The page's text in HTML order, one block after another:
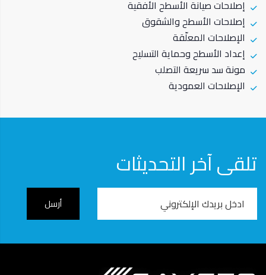
إصلاحات صيانة الأسطح الأفقية
إصلاحات الأسطح والشقوق
الإصلاحات المعلّقة
إعداد الأسطح وحماية التسليح
مونة سد سريعة التصلب
الإصلاحات العمودية
تلقى آخر التحديثات
Address